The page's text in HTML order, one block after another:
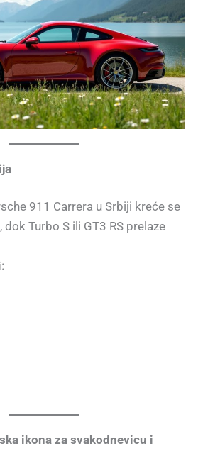
911 Carrera u Srbiji kreće se
, dok Turbo S ili GT3 RS prelaze
ikona za svakodnevicu i